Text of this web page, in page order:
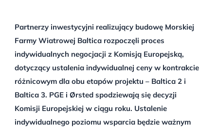
Partnerzy inwestycyjni realizujący budowę Morskiej
Farmy Wiatrowej Baltica rozpoczęli proces
indywidualnych negocjacji z Komisją Europejską,
dotyczący ustalenia indywidualnej ceny w kontrakcie
różnicowym dla obu etapów projektu – Baltica 2 i
Baltica 3. PGE i Ørsted spodziewają się decyzji
Komisji Europejskiej w ciągu roku. Ustalenie
indywidualnego poziomu wsparcia będzie ważnym